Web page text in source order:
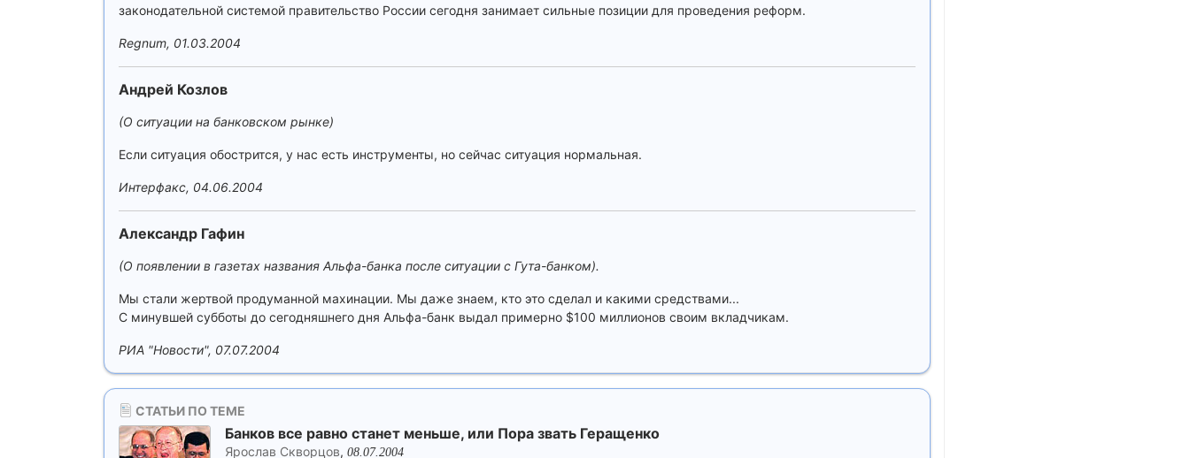
законодательной системой правительство России сегодня занимает сильные позиции для проведения реформ.
Regnum, 01.03.2004
Андрей Козлов
(О ситуации на банковском рынке)
Если ситуация обострится, у нас есть инструменты, но сейчас ситуация нормальная.
Интерфакс, 04.06.2004
Александр Гафин
(О появлении в газетах названия Альфа-банка после ситуации с Гута-банком).
Мы стали жертвой продуманной махинации. Мы даже знаем, кто это сделал и какими средствами...
С минувшей субботы до сегодняшнего дня Альфа-банк выдал примерно $100 миллионов своим вкладчикам.
РИА "Новости", 07.07.2004
СТАТЬИ ПО ТЕМЕ
Банков все равно станет меньше, или Пора звать Геращенко
Ярослав Скворцов, 08.07.2004